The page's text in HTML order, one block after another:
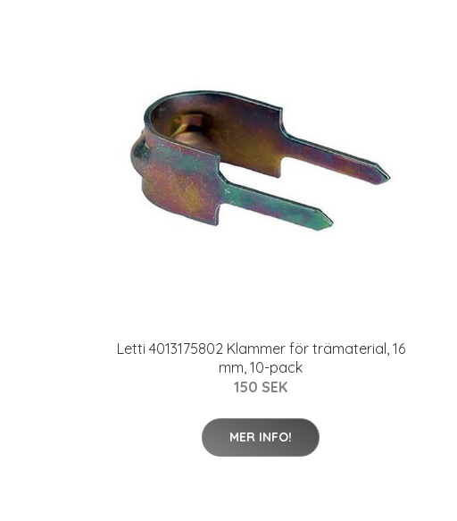
Letti 4013175802 Klammer för trämaterial, 16
mm, 10-pack
150 SEK
MER INFO!